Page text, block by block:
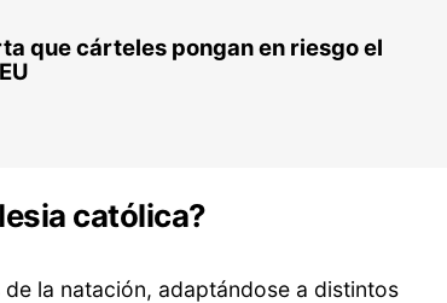
que cárteles pongan en riesgo el
católica?
la natación, adaptándose a distintos